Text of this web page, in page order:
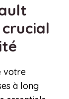
votre
à long